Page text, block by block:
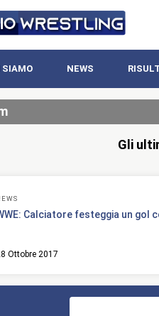
SIAMO NEWS
Gli
Calciatore festeggia un gol
Ottobre 2017